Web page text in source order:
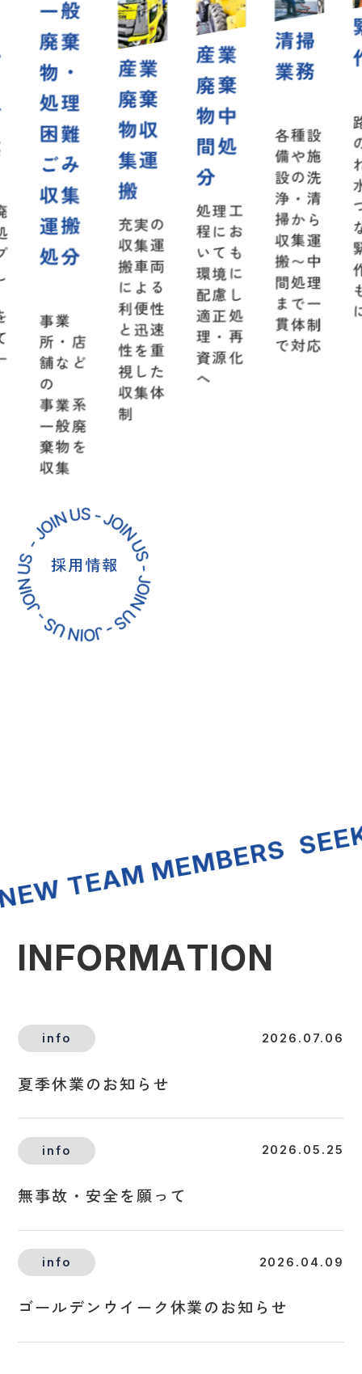
産業
廃棄
物収
集運
搬
充実の
収集運
利便性
と迅速
性を重
視した
収集体
制
産業
廃棄
物中
間処
分
処理工
程にお
いても
環境に
配慮し
適正処
理・再
資源化
へ
清掃
業務
各種設
備や施
設の洗
浄・清
掃から
収集運
搬〜中
間処理
まで一
貫体制
で対応
緊急
作業
路面へ
の油漏
れや排
水管の
つまり
など
緊急な
作業に
も迅速
に対応
採用情報
TEAM MEMBERS
INFORMATION
info 2026.07.06
夏季休業のお知らせ
info 2026.05.25
無事故・安全を願って
info 2026.04.09
ゴールデンウイーク休業のお知らせ